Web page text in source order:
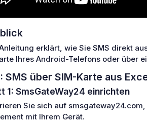
erklärt, wie Sie SMS direkt
Ihres Android-Telefons oder über
SMS über SIM-Karte aus
1: SmsGateWay24 einrichten
Sie sich auf
mit Ihrem Gerät.